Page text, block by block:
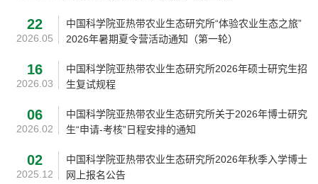
22
2026.05
中国科学院亚热带农业生态研究所“体验农业生态之旅”
2026年暑期夏令营活动通知（第一轮）
16
2026.03
中国科学院亚热带农业生态研究所2026年硕士研究生招
生复试规程
06
2026.02
中国科学院亚热带农业生态研究所关于2026年博士研究
生“申请-考核”日程安排的通知
02
2025.12
中国科学院亚热带农业生态研究所2026年秋季入学博士
网上报名公告